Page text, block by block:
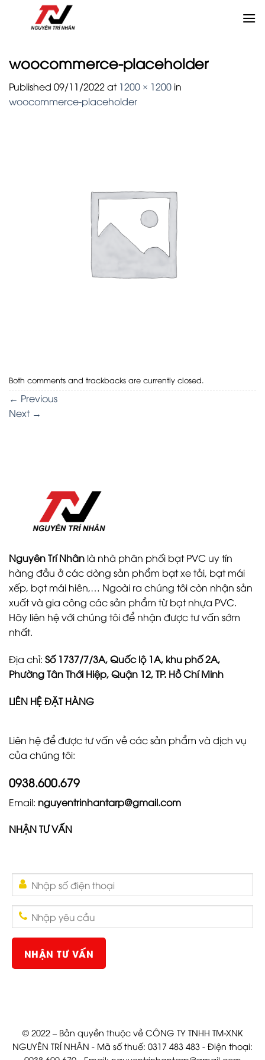
woocommerce-placeholder
Published 09/11/2022at 1200 × 1200 in
woocommerce-placeholder
Both comments and trackbacks are currently closed.
← Previous
Next →
Nguyên Trí Nhân là nhà phân phối bạt PVC uy tín
hàng đầu ở các dòng sản phẩm bạt xe tải, bạt mái
xếp, bạt mái hiên,… Ngoài ra chúng tôi còn nhận sản
xuất và gia công các sản phẩm từ bạt nhựa PVC.
Hãy liên hệ với chúng tôi để nhận được tư vấn sớm
nhất.
Địa chỉ: Số 1737/7/3A, Quốc lộ 1A, khu phố 2A,
Phường Tân Thới Hiệp, Quận 12, TP. Hồ Chí Minh
LIÊN HỆ ĐẶT HÀNG
Liên hệ để được tư vấn về các sản phẩm và dịch vụ
của chúng tôi:
0938.600.679
Email: nguyentrinhantarp@gmail.com
NHẬN TƯ VẤN
© 2022 – Bản quyền thuộc về CÔNG TY TNHH TM-XNK
NGUYÊN TRÍ NHÂN - Mã số thuế: 0317 483 483 - Điện thoại: